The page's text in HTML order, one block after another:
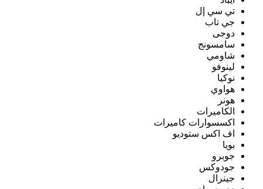
تي سي إل
جي تاب
دوجى
سامسونج
شاومي
لينوفو
نوكيا
هواوي
هونر
الكاميرات
اكسسوارات كاميرات
اف اكس ستوديو
بويا
جوبرو
جودوكس
جينرال